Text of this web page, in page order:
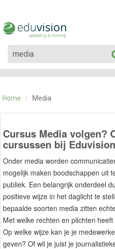
CATEGORIE
OVER ONS
CONTACT
Home / Media
Cursus Media volgen?
cursussen bij Eduvision
Onder media worden
mogelijk maken boodschappen uit
publiek. Een belangrijk onderdeel
positieve wijze in het daglicht te
bepaalde soorten media zitten
Met welke rechten en plichten
Op welke wijze kan je je
geven? Of wil je juist je